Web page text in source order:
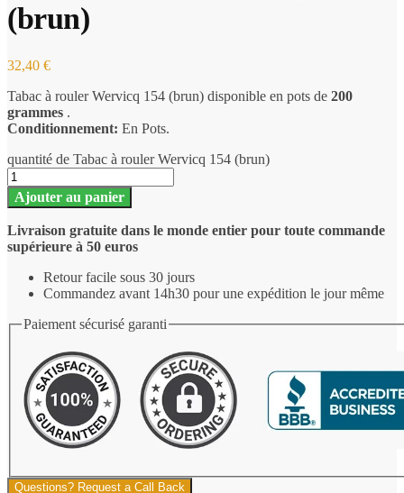
(brun)
32,40 €
Tabac à rouler Wervicq 154 (brun) disponible en pots de 200
grammes .
Conditionnement: En Pots.
quantité de Tabac à rouler Wervicq 154 (brun)
Ajouter au panier
Livraison gratuite dans le monde entier pour toute commande
supérieure à 50 euros
Retour facile sous 30 jours
Commandez avant 14h30 pour une expédition le jour même
Paiement sécurisé garanti
Questions? Request a Call Back